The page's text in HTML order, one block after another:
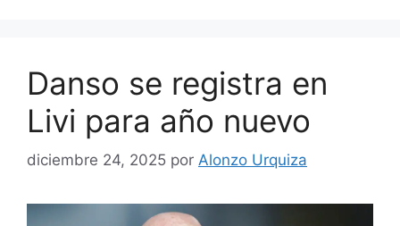
Danso se registra en
Livi para año nuevo
diciembre 24, 2025 por Alonzo Urquiza